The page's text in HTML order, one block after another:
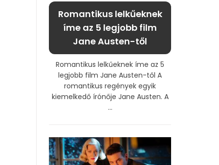
Romantikus lelkűeknek
íme az 5 legjobb film
Jane Austen-től
Romantikus lelkűeknek íme az 5
legjobb film Jane Austen-től A
romantikus regények egyik
kiemelkedő írónője Jane Austen. A
...